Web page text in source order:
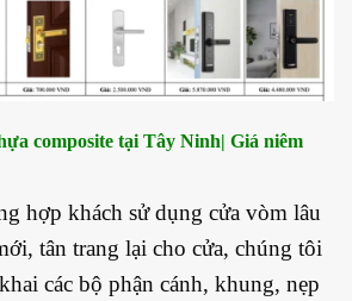
composite tại Tây Ninh| Giá niêm
hợp khách sử dụng cửa vòm lâu
tân trang lại cho cửa, chúng tôi
các bộ phận cánh, khung, nẹp